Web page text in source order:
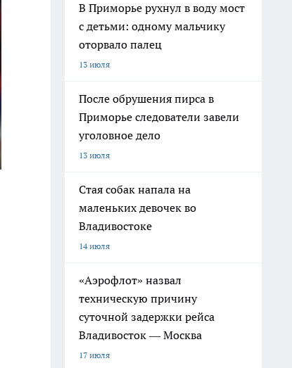
В Приморье рухнул в воду мост
с детьми: одному мальчику
оторвало палец
13 июля
После обрушения пирса в
Приморье следователи завели
уголовное дело
13 июля
Стая собак напала на
маленьких девочек во
Владивостоке
14 июля
«Аэрофлот» назвал
техническую причину
суточной задержки рейса
Владивосток — Москва
17 июля